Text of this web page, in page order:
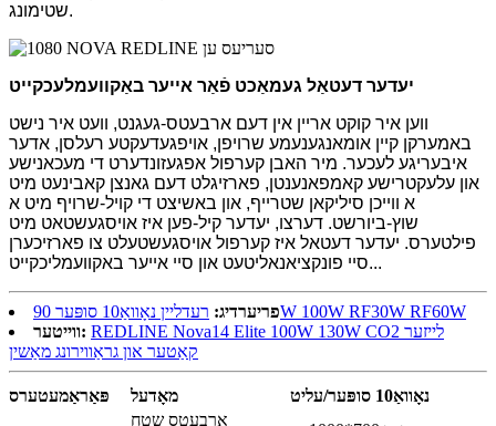
שטימונג.
יעדער דעטאַל געמאַכט פֿאַר אייער באַקוועמלעכקייט
ווען איר קוקט אריין אין דעם ארבעטס-געגנט, וועט איר נישט
באמערקן קיין אומאנגענעמע שרויפן, אויפגעדעקטע רעלסן, אדער
איבעריגע לעכער. מיר האבן קערפול אפגעזונדערט די מעכאנישע
און עלעקטרישע קאמפאנענטן, פארזיגלט דעם גאנצן קאבינעט מיט
א ווייכן סיליקאן שטרייף, און באשיצט די קויל-שרויף מיט א
שוץ-ביורשט. דערצו, יעדער קיל-פען איז אויסגעשטאט מיט
פילטערס. יעדער דעטאל איז קערפול אויסגעשטעלט צו פארזיכערן
סיי פונקציאנאליטעט און סיי אייער באקוועמליכקייט...
פריערדיג:רעדליין נאָוואַ10 סופּער 90W 100W RF30W RF60W
ווייטער: REDLINE Nova14 Elite 100W 130W CO2 לייזער
קאַטער און גראַווירונג מאַשין
פּאַראַמעטערס מאָדעל נאָוואַ10 סופּער/עליט
ארבעטס שטח